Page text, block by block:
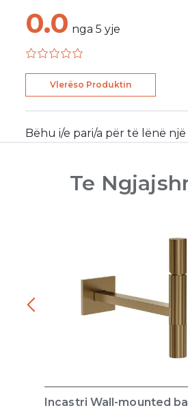
0.0 nga 5 yje
Vlerëso Produktin
Bëhu i/e pari/a për të lënë
Te
Incastri Wall-mounted